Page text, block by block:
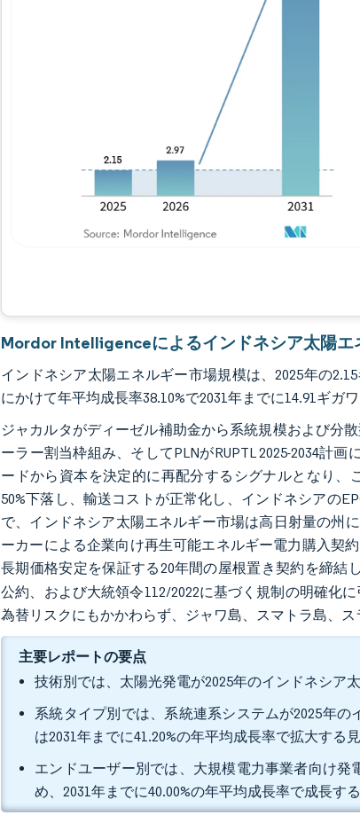
画像 © Mordor Intelligence。再
Mordor Intelligenceによるインドネシア太陽エ
インドネシア太陽エネルギー市場規模は、2025年の
にかけて年平均成長率38.10%で2031年までに14.91ギガ
ジャカルタがディーゼル補助金から系統規模および分
ーラー割当枠組み、そしてPLNがRUPTL 2025-2034計
ードから資本を決定的に再配分するシグナルとなり、
50%下落し、輸送コストが正常化し、インドネシアの
で、インドネシア太陽エネルギー市場は高日射量の州
ーカーによる企業向け再生可能エネルギー電力購入契
長期価格安定を保証する20年間の屋根置き契約を締結し
公約、および大統領令112/2022に基づく規制の明確化
為替リスクにもかかわらず、ジャワ島、スマトラ島、
主要レポートの要点
技術別では、太陽光発電が2025年のインドネシア
系統タイプ別では、系統連系システムが2025年
は2031年までに41.20%の年平均成長率で拡大する見
エンドユーザー別では、大規模電力事業者向け発
め、2031年までに40.00%の年平均成長率で成長する